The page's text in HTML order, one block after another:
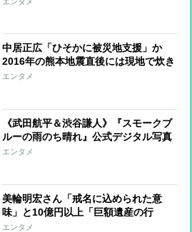
中居正広「ひそかに被災地支援」か
2016年の熊本地震直後には現地で炊き
出し “誰にも知られなくて良い”と、
エンタメ
《武田航平＆渋谷謙人》『スモークブ
ルーの雨のち晴れ』公式デジタル写真
集アザーカットを一挙公開
エンタメ
美輪明宏さん「戒名に込められた意
味」と10億円以上「巨額遺産の行
方」 つきっきりで私生活をサポート
エンタメ